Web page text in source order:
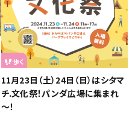
歩く
11月23日（土）24日（日）はシタマ
チ.文化祭！パンダ広場に集まれ
～！